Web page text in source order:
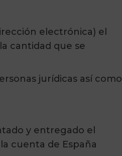
electrónica) el
cantidad que se
jurídicas así como
y entregado el
cuenta de España